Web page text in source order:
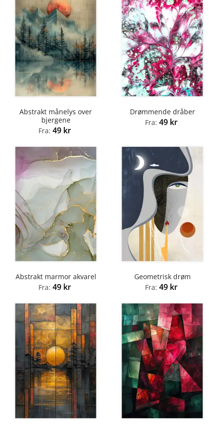
Abstrakt månelys over
bjergene
Fra: 49 kr
Drømmende dråber
Fra: 49 kr
Abstrakt marmor akvarel
Fra: 49 kr
Geometrisk drøm
Fra: 49 kr